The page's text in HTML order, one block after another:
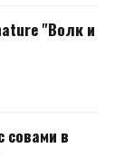
"Волк и
совами в